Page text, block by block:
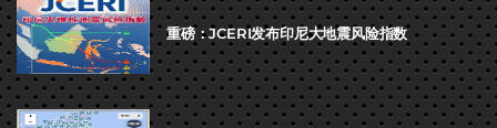
重磅：JCERI发布印尼大地震风险指数